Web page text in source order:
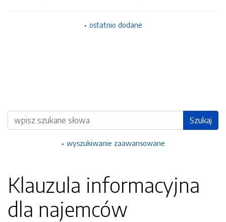
ostatnio dodane
Wyszukiwarka Szukaj
wyszukiwanie zaawansowane
Klauzula informacyjna
dla najemców